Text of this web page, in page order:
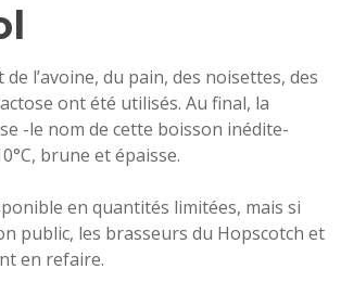
l’avoine, du pain, des noisettes, des
ont été utilisés. Au final, la
-le nom de cette boisson inédite-
brune et épaisse.
en quantités limitées, mais si
public, les brasseurs du Hopscotch et
en refaire.